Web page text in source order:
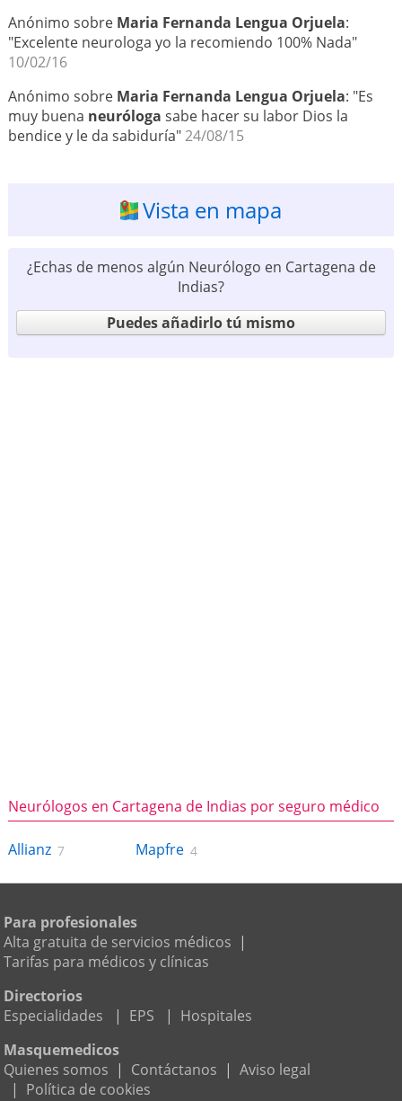
Anónimo sobre Maria Fernanda Lengua Orjuela:
"Excelente neurologa yo la recomiendo 100% Nada"
10/02/16
Anónimo sobre Maria Fernanda Lengua Orjuela: "Es
muy buena neuróloga sabe hacer su labor Dios la
bendice y le da sabiduría"24/08/15
Vista en mapa
¿Echas de menos algún Neurólogo en Cartagena de
Indias?
Puedes añadirlo tú mismo
Neurólogos en Cartagena de Indias por seguro médico
Allianz 7 Mapfre 4
Para profesionales
Alta gratuita de servicios médicos |
Tarifas para médicos y clínicas
Directorios
Especialidades
| EPS | Hospitales
Masquemedicos
Quienes somos | Contáctanos | Aviso legal
| Política de cookies